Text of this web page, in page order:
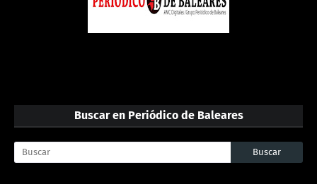
Buscar en Periódico de Baleares